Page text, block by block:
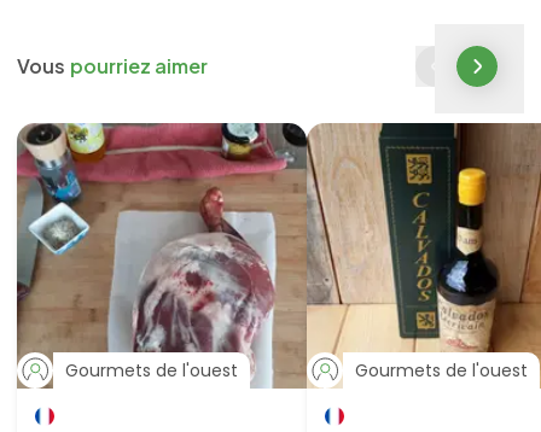
Vous pourriez aimer
Gourmets de l'ouest Gourmets de l'ouest